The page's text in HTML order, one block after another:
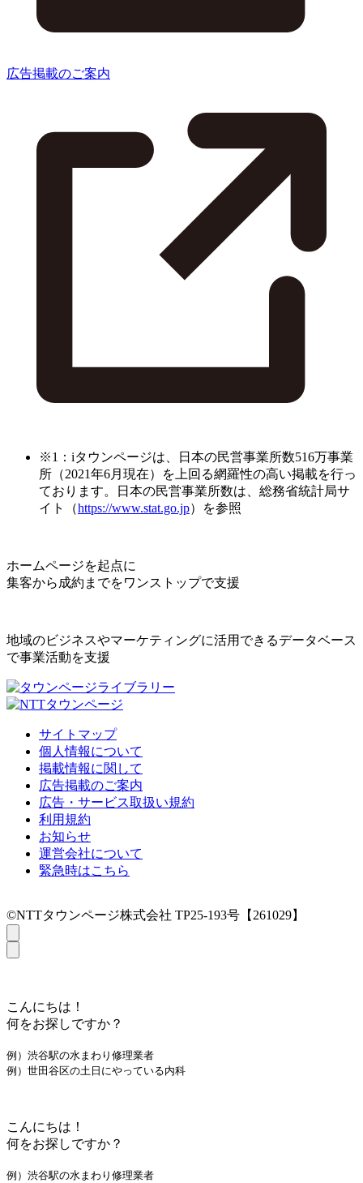
広告掲載のご案内
※1：iタウンページは、日本の民営事業所数516万事業
所（2021年6月現在）を上回る網羅性の高い掲載を行っ
ております。日本の民営事業所数は、総務省統計局サ
イト（https://www.stat.go.jp）を参照
ホームページを起点に
集客から成約までをワンストップで支援
地域のビジネスやマーケティングに活用できるデータベース
で事業活動を支援
サイトマップ
個人情報について
掲載情報に関して
広告掲載のご案内
広告・サービス取扱い規約
利用規約
お知らせ
運営会社について
緊急時はこちら
©NTTタウンページ株式会社 TP25-193号【261029】
こんにちは！
何をお探しですか？
例）渋谷駅の水まわり修理業者
例）世田谷区の土日にやっている内科
こんにちは！
何をお探しですか？
例）渋谷駅の水まわり修理業者